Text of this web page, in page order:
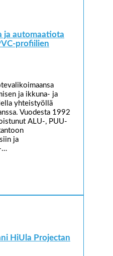
ja automaatiota
profiilien
ja ikkuna- ja
yhteistyöllä
Vuodesta 1992
ALU-, PUU-
ja
HiUla Projectan